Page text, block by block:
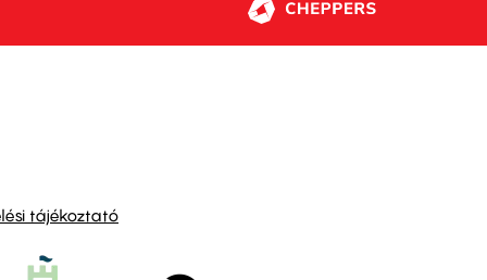
tájékoztató